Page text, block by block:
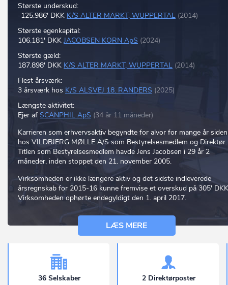
Største underskud:
-125.986' DKK K/S ALTER MARKT, WUPPERTAL (2014)
Største egenkapital:
106.181' DKK JACOBSEN KORN ApS (2024)
Største gæld:
187.898' DKK K/S ALTER MARKT, WUPPERTAL (2014)
Flest årsværk:
3 årsværk hos K/S ALSVEJ 18. RANDERS (2025)
Længste aktivitet:
Ejer af SCANPHIL ApS (34 år 11 måneder)
Karrieren som erhvervsaktiv begyndte for alvor for mange år siden
hos VILDBJERG MØLLE A/S som Bestyrelsesmedlem og Direktør.
Titlen som Bestyrelsesmedlem havde Jens Jacobsen i 29 år 2
måneder, inden stoppet den 21. november 2005.
Virksomheden er ikke længere aktiv og det sidste indleverede
årsregnskab for 2015-16 kunne fremvise et overskud på 305'
Virksomheden ophørte endegyldigt den 1. april 2017.
LÆS MERE
36 Selskaber 2 Direktørposter